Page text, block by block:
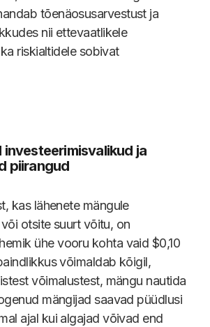
tõenäosusarvestust ja
nii ettevaatlikele
riskialtidele sobivat
investeerimisvalikud ja
piirangud
kas lähenete mängule
otsite suurt võitu, on
ühe vooru kohta vaid $0,10
võimaldab kõigil,
võimalustest, mängu nautida
mängijad saavad püüdlusi
ajal kui algajad võivad end